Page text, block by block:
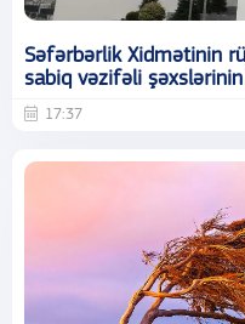
Səfərbərlik Xidmətinin
sabiq vəzifəli
17:37